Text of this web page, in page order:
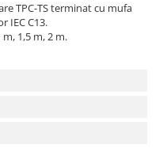
TPC-TS terminat cu mufa
IEC C13.
1,5 m, 2 m.